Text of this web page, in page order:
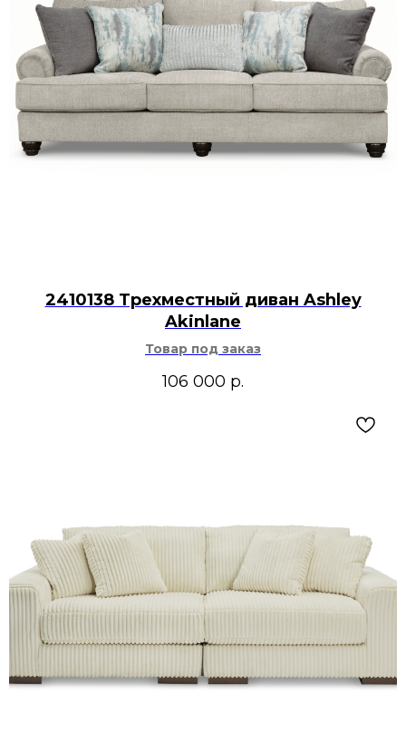
2410138 Трехместный диван Ashley
Akinlane
Товар под заказ
106 000 р.